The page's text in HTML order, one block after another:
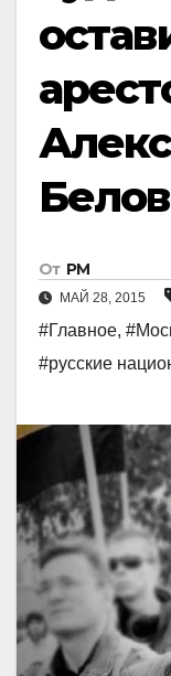
От РМ
МАЙ 28, 2015
#Главное,
#русские